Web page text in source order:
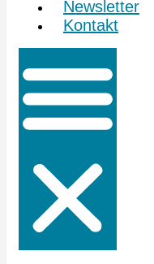
Newsletter
Kontakt